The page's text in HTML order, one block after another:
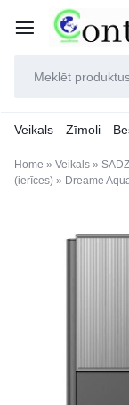
Veikals Zīmoli
Home » Veikals »
(ierīces) » Dreame